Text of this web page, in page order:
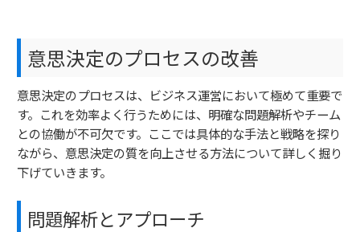
意思決定のプロセスの改善
意思決定のプロセスは、ビジネス運営において極めて重要で
す。これを効率よく行うためには、明確な問題解析やチーム
との協働が不可欠です。ここでは具体的な手法と戦略を探り
ながら、意思決定の質を向上させる方法について詳しく掘り
下げていきます。
問題解析とアプローチ